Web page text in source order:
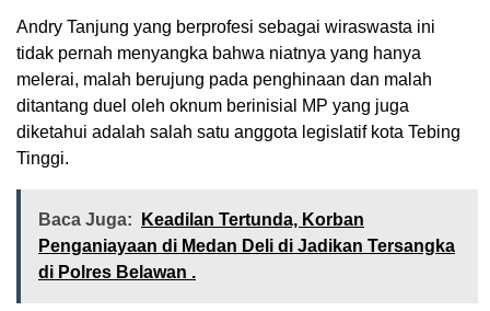
Andry Tanjung yang berprofesi sebagai wiraswasta ini
tidak pernah menyangka bahwa niatnya yang hanya
melerai, malah berujung pada penghinaan dan malah
ditantang duel oleh oknum berinisial MP yang juga
diketahui adalah salah satu anggota legislatif kota Tebing
Tinggi.
Baca Juga:
Keadilan Tertunda, Korban
Penganiayaan di Medan Deli di Jadikan Tersangka
di Polres Belawan .